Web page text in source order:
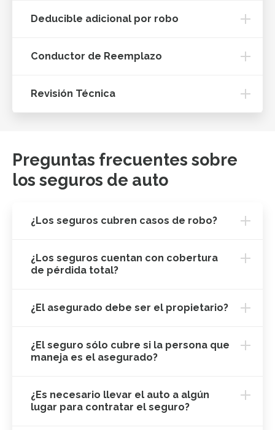
Deducible adicional por robo
Conductor de Reemplazo
Revisión Técnica
Preguntas frecuentes sobre
los seguros de auto
¿Los seguros cubren casos de robo?
¿Los seguros cuentan con cobertura
de pérdida total?
¿El asegurado debe ser el propietario?
¿El seguro sólo cubre si la persona que
maneja es el asegurado?
¿Es necesario llevar el auto a algún
lugar para contratar el seguro?